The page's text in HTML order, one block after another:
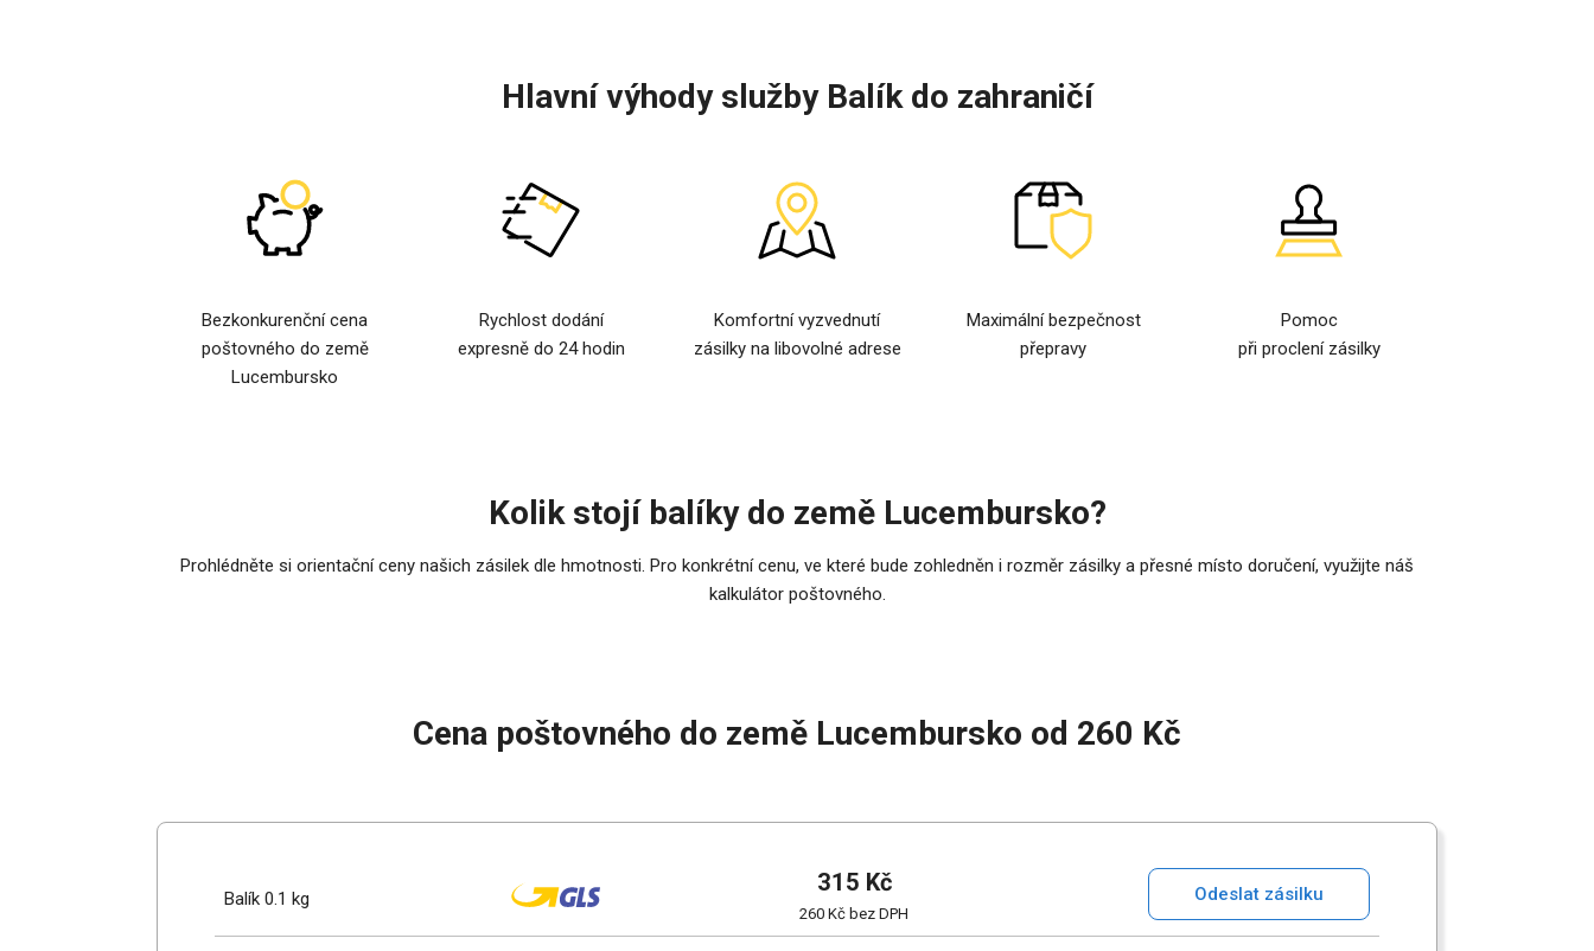
Hlavní výhody služby Balík do zahraničí
Bezkonkurenční cena
poštovného do země
Lucembursko
Rychlost dodání
expresně do 24 hodin
Komfortní vyzvednutí
zásilky na libovolné adrese
Maximální bezpečnost
přepravy
Pomoc
při proclení zásilky
Kolik stojí balíky do země Lucembursko?
Prohlédněte si orientační ceny našich zásilek dle hmotnosti. Pro konkrétní cenu, ve které bude zohledněn i rozměr zásilky a přesné místo doručení, využijte náš
kalkulátor poštovného.
Cena poštovného do země Lucembursko od 260 Kč
Balík 0.1 kg
315 Kč
260 Kč bez DPH
Odeslat zásilku